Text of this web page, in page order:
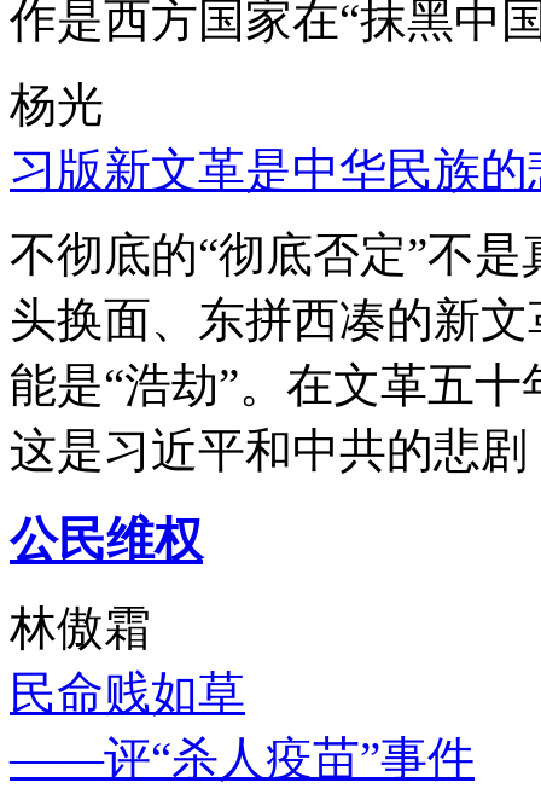
作是西方国家在“抹黑中
杨光
习版新文革是中华民族的
不彻底的“彻底否定”不
头换面、东拼西凑的新
能是“浩劫”。在文革五
这是习近平和中共的悲
公民维权
林傲霜
民命贱如草
——评“杀人疫苗”事件